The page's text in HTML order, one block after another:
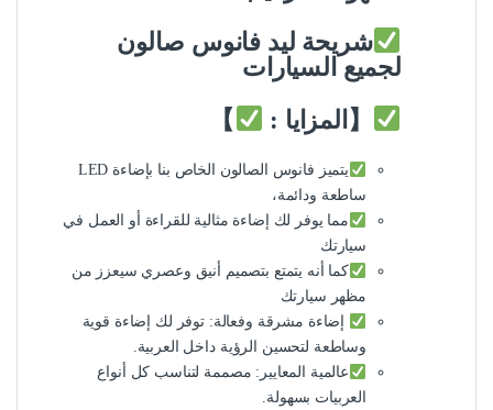
شريحة ليد فانوس صالون
لجميع السيارات
【المزايا :
】
يتميز فانوس الصالون الخاص بنا بإضاءة LED
ساطعة ودائمة،
مما يوفر لك إضاءة مثالية للقراءة أو العمل في
سيارتك
كما أنه يتمتع بتصميم أنيق وعصري سيعزز من
مظهر سيارتك
إضاءة مشرقة وفعالة: توفر لك إضاءة قوية
وساطعة لتحسين الرؤية داخل العربية.
عالمية المعايير: مصممة لتناسب كل أنواع
العربيات بسهولة.